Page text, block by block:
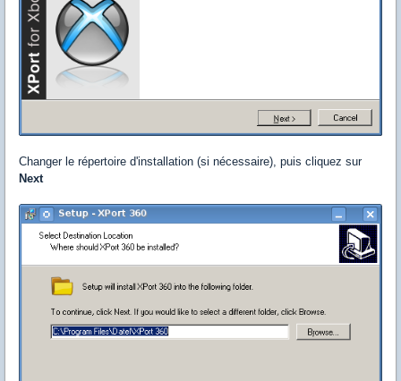
Changer le répertoire d'installation (si nécessaire), puis cliquez sur
Next